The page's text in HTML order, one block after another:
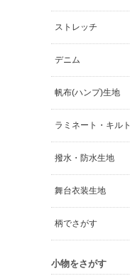
ストレッチ
デニム
帆布(ハンプ)生地
ラミネート・キルト
撥水・防水生地
舞台衣装生地
柄でさがす
小物をさがす